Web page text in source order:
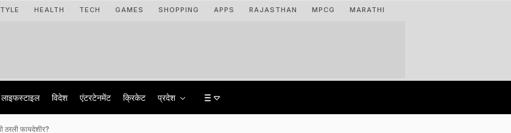
HEALTH TECH GAMES SHOPPING APPS RAJASTHAN MPCG MARATHI
लाइफस्टाइल विदेश एंटरटेनमेंट क्रिकेट प्रदेश
ठरली फायदेशीर?